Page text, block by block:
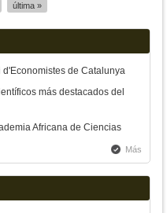
última »
de Catalunya
más destacados del
Africana de Ciencias
Más